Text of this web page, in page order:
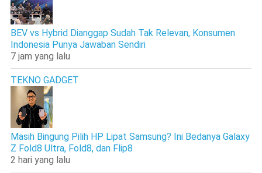
BEV vs Hybrid Dianggap Sudah Tak Relevan, Konsumen
Indonesia Punya Jawaban Sendiri
7 jam yang lalu
TEKNO GADGET
Masih Bingung Pilih HP Lipat Samsung? Ini Bedanya Galaxy
Z Fold8 Ultra, Fold8, dan Flip8
2 hari yang lalu